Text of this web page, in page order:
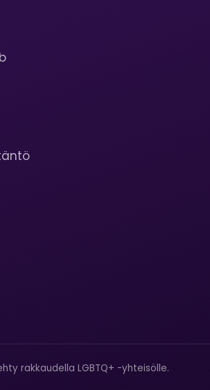
rakkaudella LGBTQ+ -yhteisölle.